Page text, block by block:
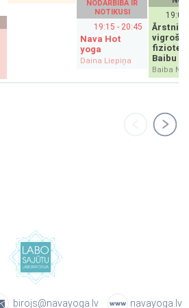
NODARBĪBA IR
NOTIKUSI
19:15 - 20:45
Nava Hot
yoga
Daina Liepiņa
19:00
Baibu
Baiba
birojs@navayoga.lv navayoga.lv